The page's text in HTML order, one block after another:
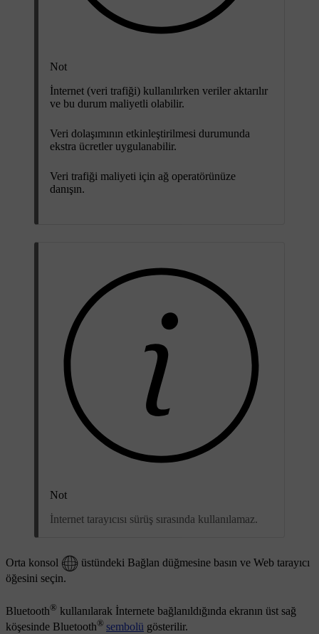
Not
İnternet (veri trafiği) kullanılırken veriler aktarılır
ve bu durum maliyetli olabilir.
Veri dolaşımının etkinleştirilmesi durumunda
ekstra ücretler uygulanabilir.
Veri trafiği maliyeti için ağ operatörünüze
danışın.
Not
İnternet tarayıcısı sürüş sırasında kullanılamaz.
Orta konsol üstündeki Bağlan düğmesine basın ve Web tarayıcı
öğesini seçin.
Bluetooth® kullanılarak İnternete bağlanıldığında ekranın üst sağ
köşesinde Bluetooth® sembolü gösterilir.